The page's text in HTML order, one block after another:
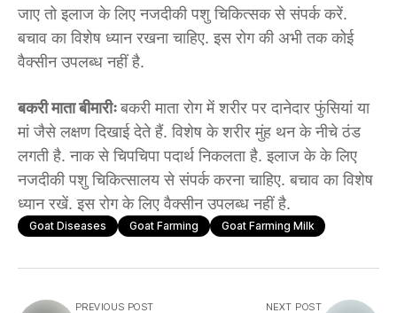
जाए तो इलाज के लिए नजदीकी पशु चिकित्सक से संपर्क करें.
बचाव का विशेष ध्यान रखना चाहिए. इस रोग की अभी तक कोई
वैक्सीन उपलब्ध नहीं है.
बकरी माता बीमारीःबकरी माता रोग में शरीर पर दानेदार फुंसियां या
मां जैसे लक्षण दिखाई देते हैं. विशेष के शरीर मुंह थन के नीचे ठंड
लगती है. नाक से चिपचिपा पदार्थ निकलता है. इलाज के के लिए
नजदीकी पशु चिकित्सालय से संपर्क करना चाहिए. बचाव का विशेष
ध्यान रखें. इस रोग के लिए वैक्सीन उपलब्ध नहीं है.
Goat Diseases Goat Farming Goat Farming Milk
PREVIOUS POST NEXT POST